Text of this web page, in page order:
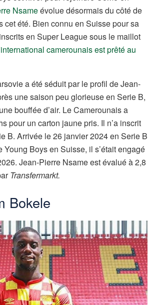
Nsameévolue désormais du côté de
cet été. Bien connu en Suisse pour sa
en Super League sous le maillot
camerounais est prêté au
a été séduit par le profil de Jean-
une saison peu glorieuse en Serie B,
bouffée d’air. Le Camerounais a
pour un carton jaune pris. Il n’a inscrit
B. Arrivée le 26 janvier 2024 en Serie B
Young Boys en Suisse, il s’était engagé
Jean-Pierre Nsame est évalué à 2,8
Transfermarkt.
Bokele